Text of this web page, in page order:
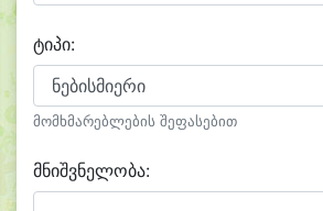
ტიპი:
მომხმარებლების შეფასებით
მნიშვნელობა: